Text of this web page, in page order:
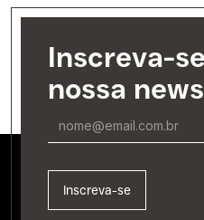
Inscreva-
nossa